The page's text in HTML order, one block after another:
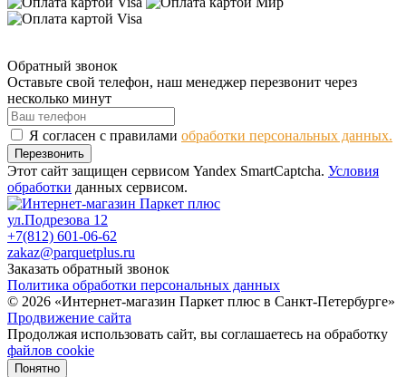
Обратный звонок
Оставьте свой телефон, наш менеджер перезвонит через
несколько минут
Я согласен с правилами обработки персональных данных.
Перезвонить
Этот сайт защищен сервисом Yandex SmartCaptcha. Условия
обработки данных сервисом.
ул.Подрезова 12
+7(812) 601-06-62
zakaz@parquetplus.ru
Заказать обратный звонок
Политика обработки персональных данных
© 2026 «Интернет-магазин Паркет плюс в Санкт-Петербурге»
Продвижение сайта
Продолжая использовать сайт, вы соглашаетесь на обработку
файлов cookie
Понятно